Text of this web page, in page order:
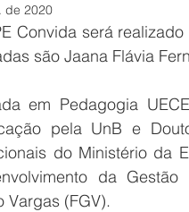
de 2020
Convida será
são Jaana Flávia
em Pedagogia
pela UnB e
do Ministério da
da
Vargas (FGV).